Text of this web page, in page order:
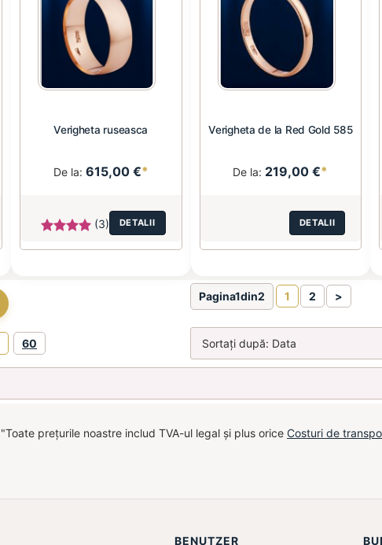
Verigheta ruseasca
De la: 615,00 €*
(3) DETALII
Verigheta de la Red Gold 585
De la: 219,00 €*
DETALII
Pagina1din2 1 2 >
60
"Toate prețurile noastre includ TVA-ul legal și plus orice Costuri de
BENUTZER